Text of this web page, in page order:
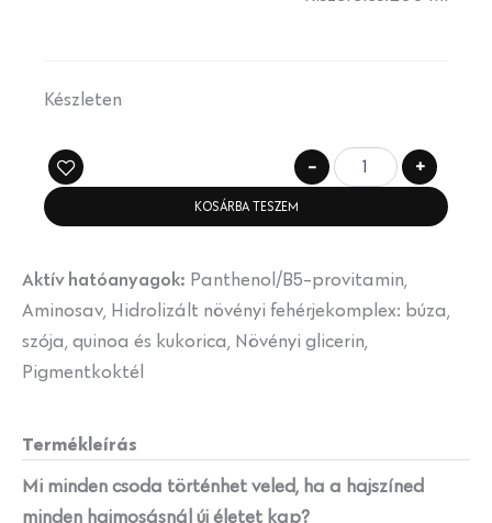
Készleten
- +
KOSÁRBA TESZEM
Aktív hatóanyagok: Panthenol/B5-provitamin,
Aminosav, Hidrolizált növényi fehérjekomplex: búza,
szója, quinoa és kukorica, Növényi glicerin,
Pigmentkoktél
Termékleírás
Mi minden csoda történhet veled, ha a hajszíned
minden hajmosásnál új életet kap?